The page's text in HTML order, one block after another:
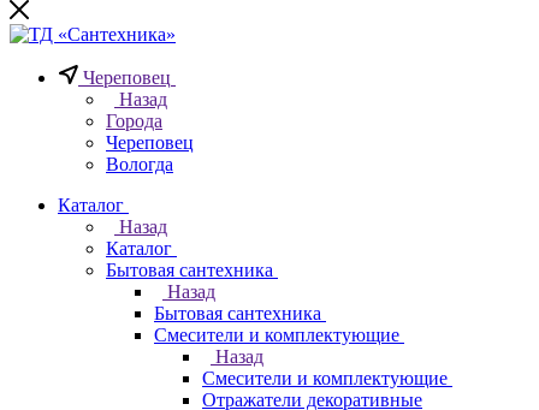
Череповец
Назад
Города
Череповец
Вологда
Каталог
Назад
Каталог
Бытовая сантехника
Назад
Бытовая сантехника
Смесители и комплектующие
Назад
Смесители и комплектующие
Отражатели декоративные